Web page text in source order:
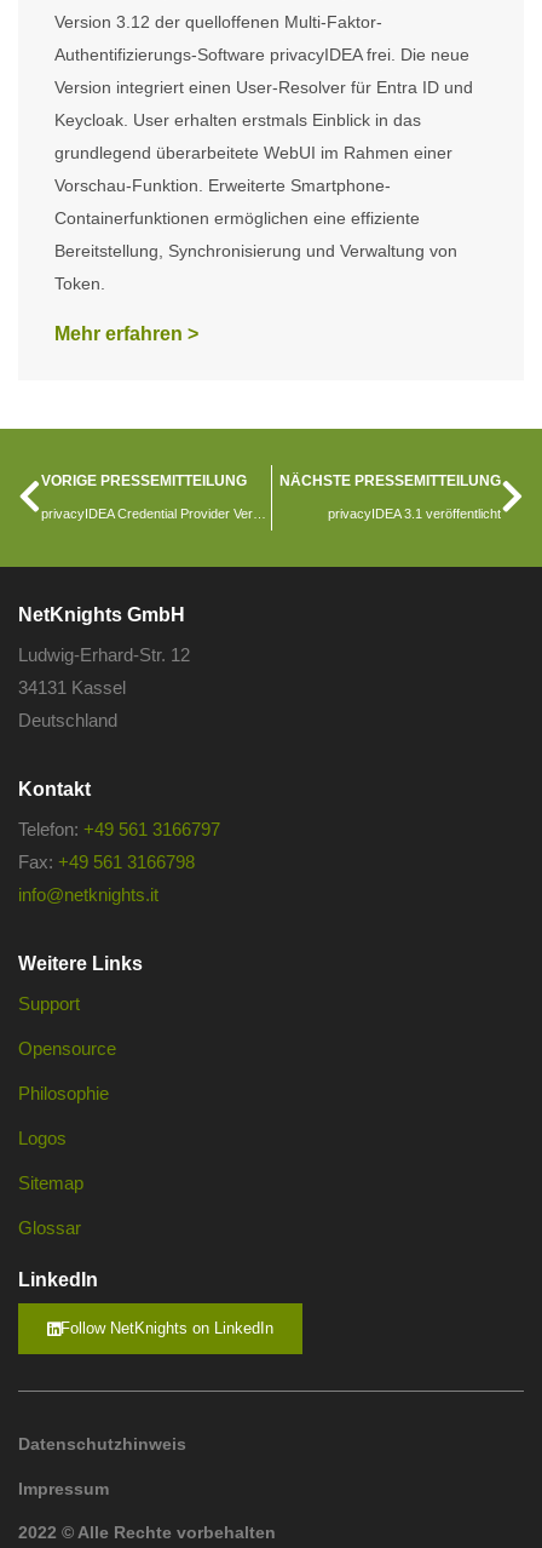
Version 3.12 der quelloffenen Multi-Faktor-
Authentifizierungs-Software privacyIDEA frei. Die neue
Version integriert einen User-Resolver für Entra ID und
Keycloak. User erhalten erstmals Einblick in das
grundlegend überarbeitete WebUI im Rahmen einer
Vorschau-Funktion. Erweiterte Smartphone-
Containerfunktionen ermöglichen eine effiziente
Bereitstellung, Synchronisierung und Verwaltung von
Token.
Mehr erfahren >
VORIGE PRESSEMITTEILUNG NÄCHSTE PRESSEMITTEILUNG
privacyIDEA 3.1 veröffentlicht
NetKnights GmbH
Ludwig-Erhard-Str. 12
34131 Kassel
Deutschland
Kontakt
Telefon: +49 561 3166797
Fax: +49 561 3166798
info@netknights.it
Weitere Links
Support
Opensource
Philosophie
Logos
Sitemap
Glossar
LinkedIn
Follow NetKnights on LinkedIn
Datenschutzhinweis
Impressum
2022 © Alle Rechte vorbehalten